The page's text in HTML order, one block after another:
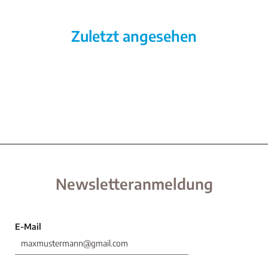
Zuletzt angesehen
Newsletteranmeldung
E-Mail